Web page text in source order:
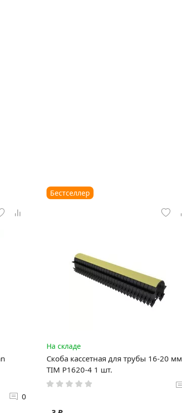
0
Бестселлер
На складе
Скоба кассетная для трубы 16-20 мм
TIM P1620-4 1 шт.